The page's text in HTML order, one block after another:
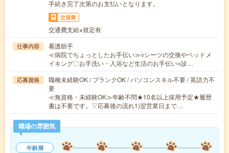
手続き完了次第のお支払いとなります。
交通費
交通費支給※規定有
仕事内容
看護助手
≪病院でちょっとしたお手伝い≫○シーツの交換やベッドメ
イキング〇お手洗い・入浴など生活のお手伝い○診…
応募資格
職種未経験OK / ブランクOK / パソコンスキル不要 / 英語力不
要
≪無資格・未経験OK≫年齢不問★10名以上採用予定★履歴
書は不要です。▽応募後の流れ1)翌営業日まで…
職場の雰囲気
年齢層